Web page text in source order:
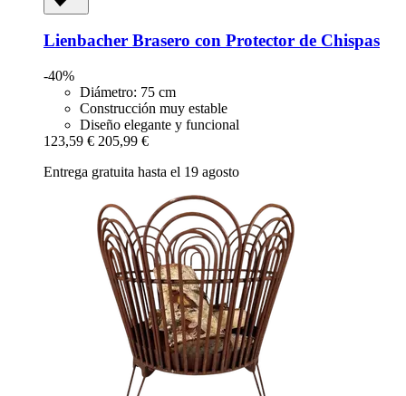
Lienbacher Brasero con Protector de Chispas
-40%
Diámetro: 75 cm
Construcción muy estable
Diseño elegante y funcional
123,59 € 205,99 €
Entrega gratuita hasta el 19 agosto